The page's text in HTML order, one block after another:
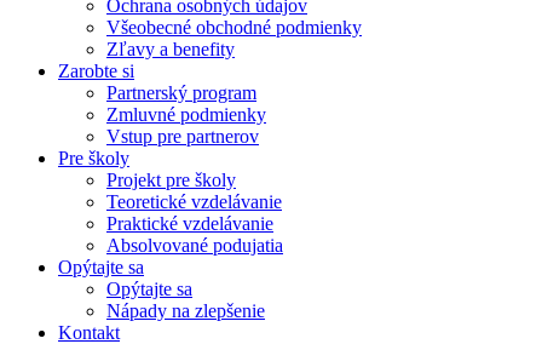
Ochrana osobných údajov
Všeobecné obchodné podmienky
Zľavy a benefity
Zarobte si
Partnerský program
Zmluvné podmienky
Vstup pre partnerov
Pre školy
Projekt pre školy
Teoretické vzdelávanie
Praktické vzdelávanie
Absolvované podujatia
Opýtajte sa
Opýtajte sa
Nápady na zlepšenie
Kontakt